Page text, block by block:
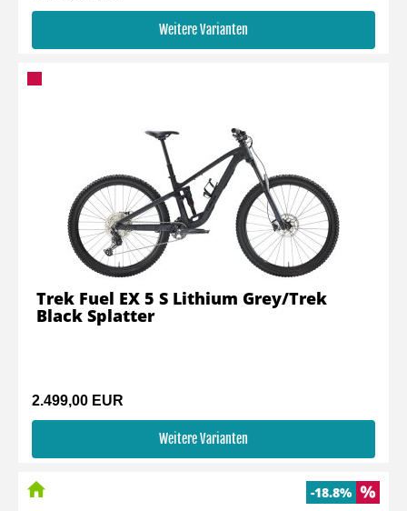
Weitere Varianten
2.499,00 EUR
Weitere Varianten
Trek Fuel EX 5 S Lithium Grey/Trek
Black Splatter
-18.8%